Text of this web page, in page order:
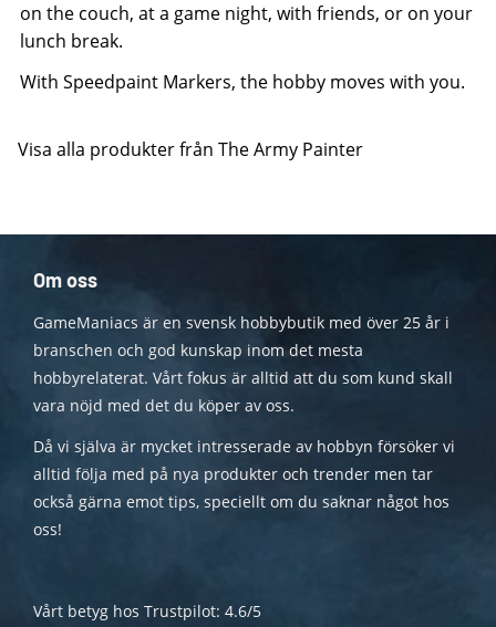
on the couch, at a game night, with friends, or on your
lunch break.
With Speedpaint Markers, the hobby moves with you.
Visa alla produkter från The Army Painter
Om oss
GameManiacs är en svensk hobbybutik med över 25 år i
branschen och god kunskap inom det mesta
hobbyrelaterat. Vårt fokus är alltid att du som kund skall
vara nöjd med det du köper av oss.
Då vi själva är mycket intresserade av hobbyn försöker vi
alltid följa med på nya produkter och trender men tar
också gärna emot tips, speciellt om du saknar något hos
oss!
Vårt betyg hos Trustpilot: 4.6/5